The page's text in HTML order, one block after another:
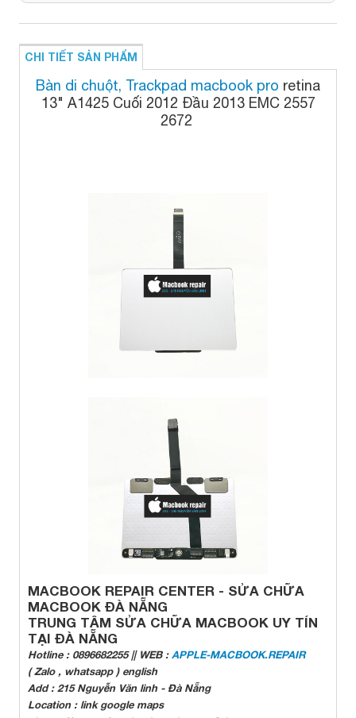
CHI TIẾT SẢN PHẨM
Bàn di chuột, Trackpad macbook pro retina
13" A1425 Cuối 2012 Đầu 2013 EMC 2557
2672
MACBOOK REPAIR CENTER - SỬA CHỮA
MACBOOK ĐÀ NẴNG
TRUNG TÂM SỬA CHỮA MACBOOK UY TÍN
TẠI ĐÀ NẴNG
Hotline : 0896682255 || WEB :APPLE-MACBOOK.REPAIR
( Zalo , whatsapp ) english
Add : 215 Nguyễn Văn linh - Đà Nẵng
Location : link google maps